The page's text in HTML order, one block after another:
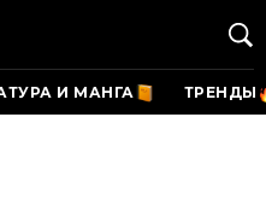
И МАНГА ТРЕНДЫ